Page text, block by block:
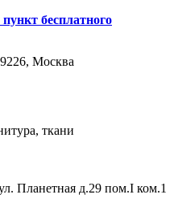
бесплатного
Москва
ткани
Планетная д.29 пом.I ком.1